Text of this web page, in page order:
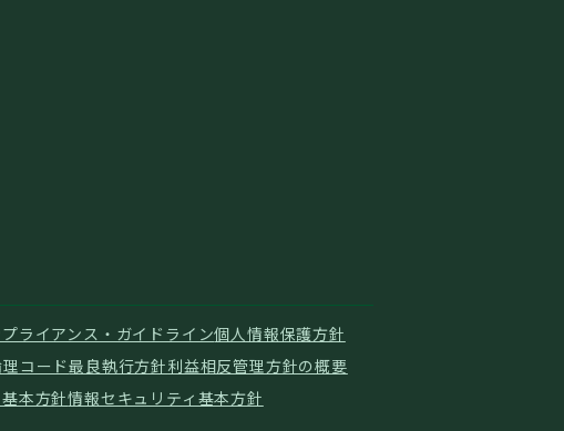
ライアンス・ガイドライン個人情報保護方針
コード最良執行方針利益相反管理方針の概要
本方針情報セキュリティ基本方針